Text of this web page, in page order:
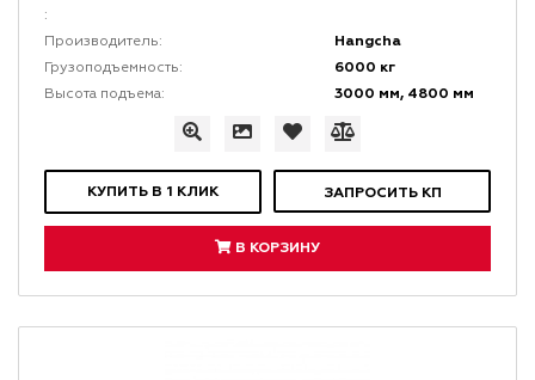
:
Производитель:
Hangcha
Грузоподъемность: 6000 кг
Высота подъема: 3000 мм, 4800 мм
КУПИТЬ В 1 КЛИК ЗАПРОСИТЬ КП
В КОРЗИНУ